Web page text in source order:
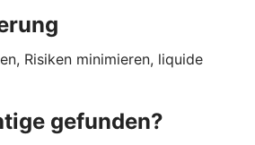
Risiken minimieren, liquide
gefunden?